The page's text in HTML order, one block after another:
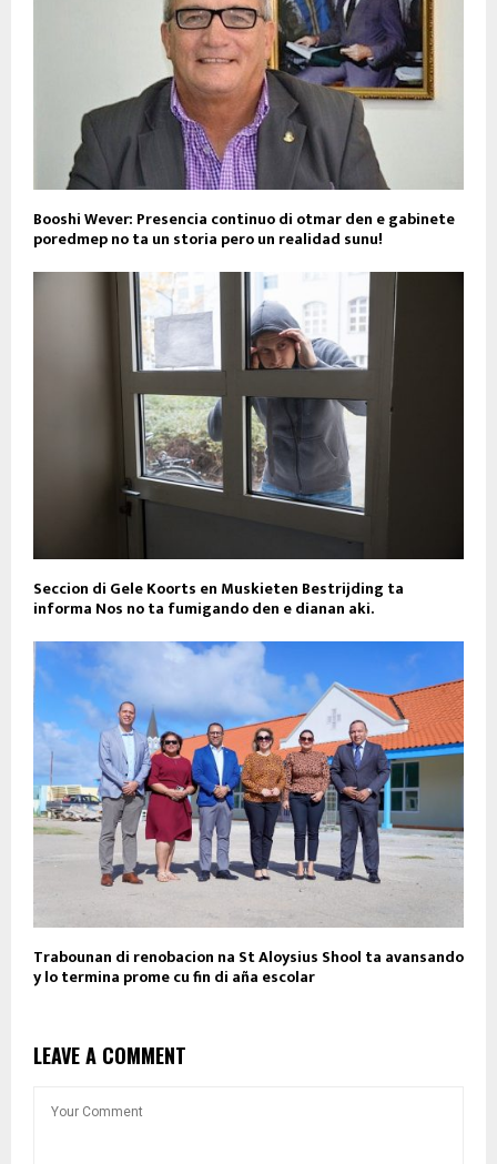
Booshi Wever: Presencia continuo di otmar den e gabinete
poredmep no ta un storia pero un realidad sunu!
Seccion di Gele Koorts en Muskieten Bestrijding ta
informa Nos no ta fumigando den e dianan aki.
Trabounan di renobacion na St Aloysius Shool ta avansando
y lo termina prome cu fin di aña escolar
LEAVE A COMMENT